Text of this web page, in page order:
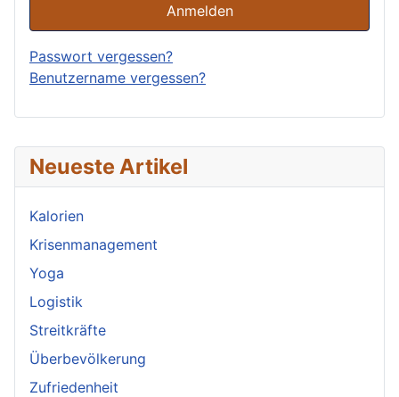
Neueste Artikel
Kalorien
Krisenmanagement
Yoga
Logistik
Streitkräfte
Überbevölkerung
Zufriedenheit
Anmelden
Passwort vergessen?
Benutzername vergessen?